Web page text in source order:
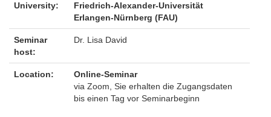
University:
Friedrich-Alexander-Universität
Erlangen-Nürnberg (FAU)
Seminar
host:
Dr. Lisa David
Location:
Online-Seminar
via Zoom, Sie erhalten die Zugangsdaten
bis einen Tag vor Seminarbeginn